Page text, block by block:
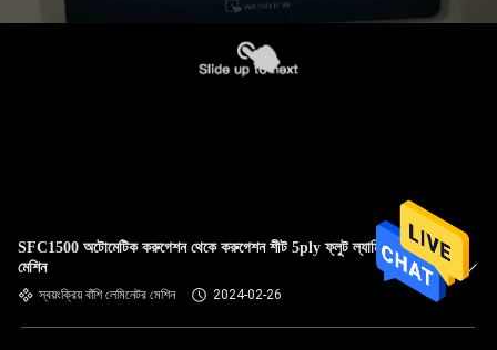
SFC1500 অটোমেটিক করুগেশন থেকে করুগেশন শীট 5ply ফ্লুট ল্যামিনেটিং
মেশিন
স্বয়ংক্রিয় বাঁশি লেমিনেটর মেশিন 2024-02-26